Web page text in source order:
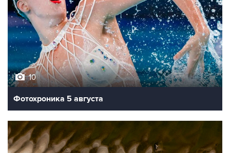
10
Фотохроника 5 августа